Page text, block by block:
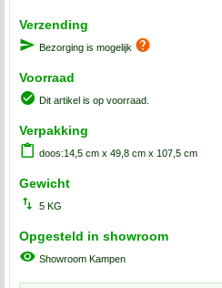
Verzending
Bezorging is mogelijk
Voorraad
Dit artikel is op voorraad.
Verpakking
doos:14,5 cm x 49,8 cm x 107,5 cm
Gewicht
5 KG
Opgesteld in showroom
Showroom Kampen